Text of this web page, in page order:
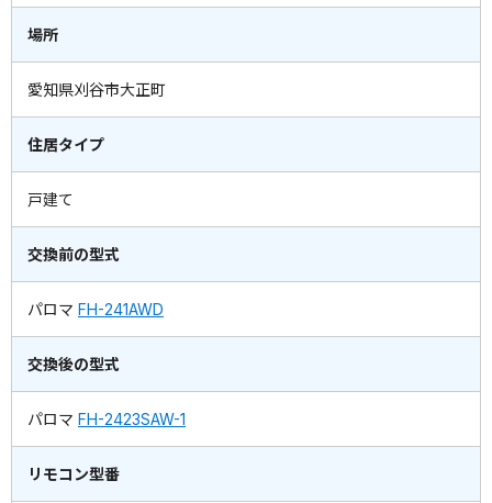
場所
愛知県刈谷市大正町
住居タイプ
戸建て
交換前の型式
パロマ FH-241AWD
交換後の型式
パロマ FH-2423SAW-1
リモコン型番